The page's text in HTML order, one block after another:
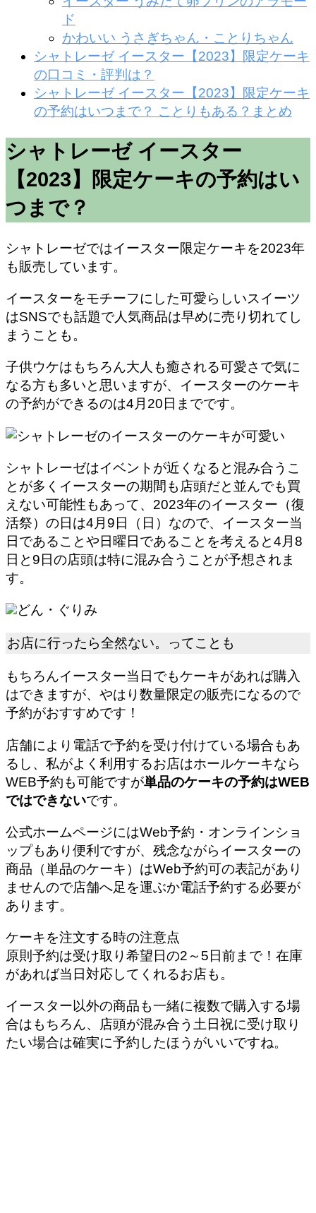
ド
かわいい うさぎちゃん・ことりちゃん
シャトレーゼ イースター【2023】限定ケーキ
の口コミ・評判は？
シャトレーゼ イースター【2023】限定ケーキ
の予約はいつまで？ ことりもある？まとめ
シャトレーゼ イースター
【2023】限定ケーキの予約はい
つまで？
シャトレーゼではイースター限定ケーキを2023年
も販売しています。
イースターをモチーフにした可愛らしいスイーツ
はSNSでも話題で人気商品は早めに売り切れてし
まうことも。
子供ウケはもちろん大人も癒される可愛さで気に
なる方も多いと思いますが、 イースターのケーキ
の予約ができるのは4月20日までです。
シャトレーゼはイベントが近くなると混み合うこ
とが多くイースターの期間も店頭だと並んでも買
えない可能性もあって、2023年のイースター（復
活祭）の日は4月9日（日）なので、イースター当
日であることや日曜日であることを考えると4月8
日と9日の店頭は特に混み合うことが予想されま
す。
どん・ぐりみ
お店に行ったら全然ない。ってことも
もちろんイースター当日でもケーキがあれば購入
はできますが、やはり数量限定の販売になるので
予約がおすすめです！
店舗により電話で予約を受け付けている場合もあ
るし、私がよく利用するお店はホールケーキなら
WEB予約も可能ですが単品のケーキの予約はWEB
ではできないです。
公式ホームページにはWeb予約・オンラインショ
ップもあり便利ですが、残念ながらイースターの
商品（単品のケーキ）はWeb予約可の表記があり
ませんので店舗へ足を運ぶか電話予約する必要が
あります。
ケーキを注文する時の注意点
原則予約は受け取り希望日の2～5日前まで！在庫
があれば当日対応してくれるお店も。
イースター以外の商品も一緒に複数で購入する場
合はもちろん、店頭が混み合う土日祝に受け取り
たい場合は確実に予約したほうがいいですね。